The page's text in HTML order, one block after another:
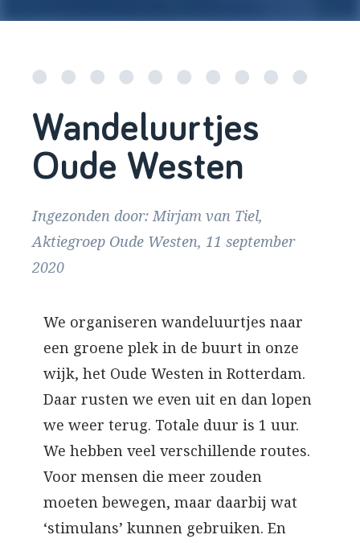
Wandeluurtjes
Oude Westen
Ingezonden door: Mirjam van Tiel,
Aktiegroep Oude Westen, 11 september
2020
We organiseren wandeluurtjes naar
een groene plek in de buurt in onze
wijk, het Oude Westen in Rotterdam.
Daar rusten we even uit en dan lopen
we weer terug. Totale duur is 1 uur.
We hebben veel verschillende routes.
Voor mensen die meer zouden
moeten bewegen, maar daarbij wat
‘stimulans’ kunnen gebruiken. En